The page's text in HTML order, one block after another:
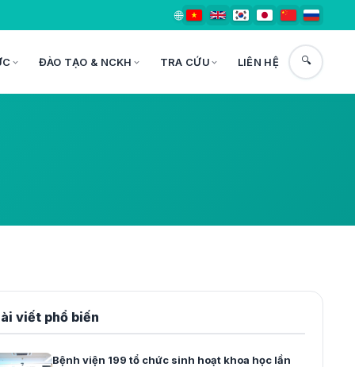
🌐
ĐÀO TẠO & NCKH TRA CỨU LIÊN HỆ 🔍
viết phổ biến
Bệnh viện 199 tổ chức sinh hoạt khoa học lần